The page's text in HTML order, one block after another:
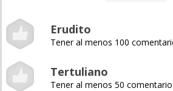
Erudito
Tener al menos 100
Tertuliano
Tener al menos 50